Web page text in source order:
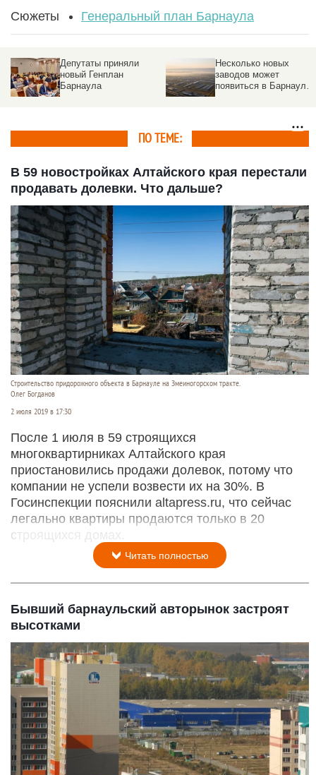
Сюжеты Генеральный план Барнаула
Депутаты приняли
новый Генплан
Барнаула
Несколько новых
заводов может
появиться в Барнауле
ПО ТЕМЕ:
В 59 новостройках Алтайского края перестали
продавать долевки. Что дальше?
Строительство придорожного объекта в Барнауле на Змеиногорском тракте.
Олег Богданов
2 июля 2019 в 17:30
После 1 июля в 59 строящихся
многоквартирниках Алтайского края
приостановились продажи долевок, потому что
компании не успели возвести их на 30%. В
Госинспекции пояснили altapress.ru, что сейчас
легально квартиры продаются только в 20
строящихся домах.
Читать полностью
Бывший барнаульский авторынок застроят
высотками